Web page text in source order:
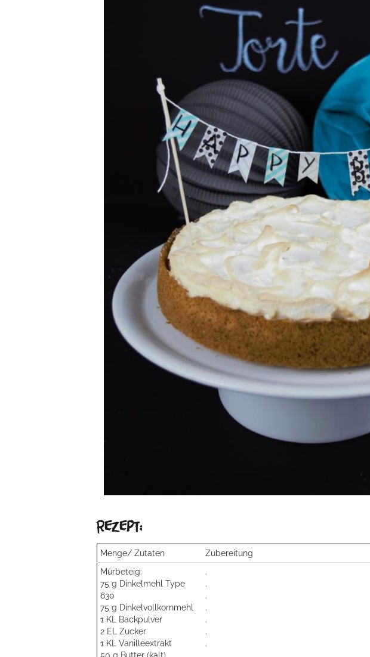
Rezept:
Menge/ Zutaten
Zubereitung
Mürbeteig:
75 g Dinkelmehl Type
630
75 g Dinkelvollkornmehl
1 KL Backpulver
2 EL Zucker
1 KL Vanilleextrakt
.
.
.
.
.
.
.